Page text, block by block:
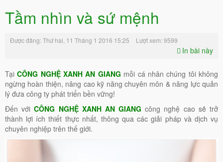
Tầm nhìn và sứ mệnh
Được đăng: Thứ hai, 11 Tháng 1 2016 15:25 Lượt xem: 9599
In bài này
TạiCÔNG NGHỆ XANH AN GIANG mỗi cá nhân chúng tôi không
ngừng hoàn thiện, nâng cao kỹ năng chuyên môn & năng lực quản
lý đưa công ty phát triển bền vững!
Đến vớiCÔNG NGHỆ XANH AN GIANG công nghệ cao sẽ trở
thành lợi ích thiết thực nhất, thông qua các giải pháp và dịch vụ
chuyên nghiệp trên thế giới.